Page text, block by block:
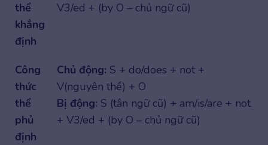
thể
khẳng
định
V3/ed + (by O – chủ ngữ cũ)
Công
thức
thể
phủ
định
Chủ động: S + do/does + not +
V(nguyên thể) + O
Bị động: S (tân ngữ cũ) + am/is/are + not
+ V3/ed + (by O – chủ ngữ cũ)